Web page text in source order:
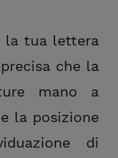
la tua lettera
che la
mano a
la posizione
di